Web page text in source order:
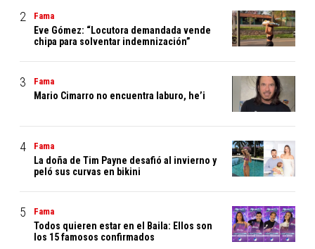
Fama
Eve Gómez: “Locutora demandada vende
chipa para solventar indemnización”
Fama
Mario Cimarro no encuentra laburo, he’i
Fama
La doña de Tim Payne desafió al invierno y
peló sus curvas en bikini
Fama
Todos quieren estar en el Baila: Ellos son
los 15 famosos confirmados